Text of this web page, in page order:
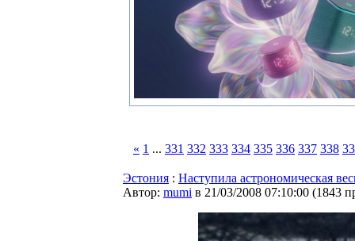
« 1 ... 331 332 333 334 335 336 337 338
Эстония : Наступила астрономическая
Автор: mumi в 21/03/2008 07:10:00 (1843